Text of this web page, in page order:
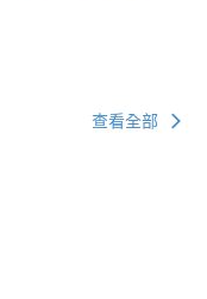
查看全部